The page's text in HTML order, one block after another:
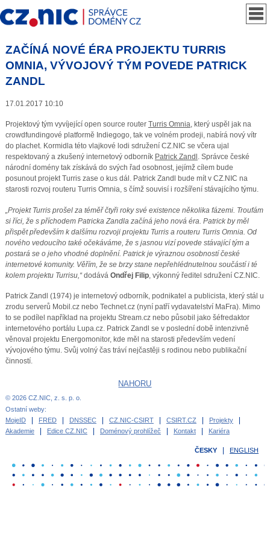
ZAČÍNÁ NOVÉ ÉRA PROJEKTU TURRIS
OMNIA, VÝVOJOVÝ TÝM POVEDE PATRICK
ZANDL
17.01.2017 10:10
Projektový tým vyvíjející open source router Turris Omnia, který uspěl jak na
crowdfundingové platformě Indiegogo, tak ve volném prodeji, nabírá nový vítr
do plachet. Kormidla této vlajkové lodi sdružení CZ.NIC se včera ujal
respektovaný a zkušený internetový odborník Patrick Zandl . Správce české
národní domény tak získává do svých řad osobnost, jejímž cílem bude
posunout projekt Turris zase o kus dál. Patrick Zandl bude mít v CZ.NIC na
starosti rozvoj routeru Turris Omnia, s čímž souvisí i rozšíření stávajícího týmu.
„Projekt Turris prošel za téměř čtyři roky své existence několika fázemi. Troufám
si říci, že s příchodem Patricka Zandla začíná jeho nová éra. Patrick by měl
přispět především k dalšímu rozvoji projektu Turris a routeru Turris Omnia. Od
nového vedoucího také očekáváme, že s jasnou vizí povede stávající tým a
postará se o jeho vhodné doplnění. Patrick je výraznou osobností české
internetové komunity. Věřím, že se brzy stane nepřehlédnutelnou součástí i té
kolem projektu Turrisu,“dodává Ondřej Filip, výkonný ředitel sdružení CZ.NIC.
Patrick Zandl (1974) je internetový odborník, podnikatel a publicista, který stál u
zrodu serverů Mobil.cz nebo Technet.cz (nyní patří vydavatelství MaFra). Mimo
to se podílel například na projektu Stream.cz nebo působil jako šéfredaktor
internetového portálu Lupa.cz. Patrick Zandl se v poslední době intenzivně
věnoval projektu Energomonitor, kde měl na starosti především vedení
vývojového týmu. Svůj volný čas tráví nejčastěji s rodinou nebo publikační
činností.
NAHORU
© 2026 CZ.NIC, z. s. p. o.
Ostatní weby:
MojeID
FRED DNSSEC CZ.NIC-CSIRT CSIRT.CZ
Projekty
Akademie
Edice CZ.NIC Doménový prohlížeč Kontakt Kariéra
ČESKY ENGLISH